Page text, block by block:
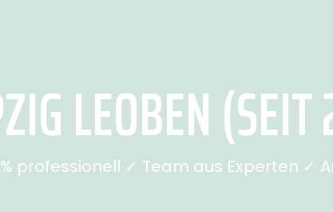
LEOBEN
professionell ✓ Team aus Experten ✓